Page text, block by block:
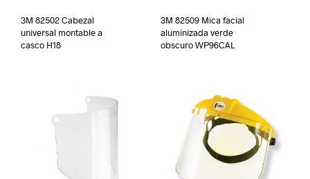
3M 82502 Cabezal
universal montable a
casco H18
3M 82509 Mica facial
aluminizada verde
obscuro WP96CAL